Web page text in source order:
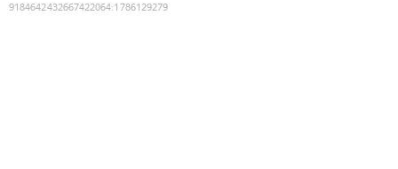
9184642432667422064:1786129279